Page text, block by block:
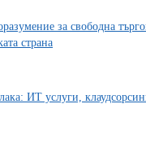
за свободна
страна
ИТ услуги,